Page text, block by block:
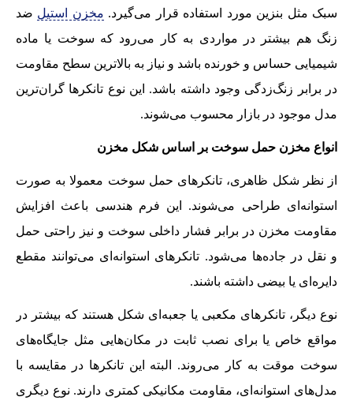
سبک مثل بنزین مورد استفاده قرار می‌گیرد. مخزن استیل ضد
زنگ هم بیشتر در مواردی به کار می‌رود که سوخت یا ماده
شیمیایی حساس و خورنده باشد و نیاز به بالاترین سطح مقاومت
در برابر زنگ‌زدگی وجود داشته باشد. این نوع تانکرها گران‌ترین
مدل موجود در بازار محسوب می‌شوند.
انواع مخزن حمل سوخت بر اساس شکل مخزن
از نظر شکل ظاهری، تانکرهای حمل سوخت معمولا به صورت
استوانه‌ای طراحی می‌شوند. این فرم هندسی باعث افزایش
مقاومت مخزن در برابر فشار داخلی سوخت و نیز راحتی حمل
و نقل در جاده‌ها می‌شود. تانکرهای استوانه‌ای می‌توانند مقطع
دایره‌ای یا بیضی داشته باشند.
نوع دیگر، تانکرهای مکعبی یا جعبه‌ای شکل هستند که بیشتر در
مواقع خاص یا برای نصب ثابت در مکان‌هایی مثل جایگاه‌های
سوخت موقت به کار می‌روند. البته این تانکرها در مقایسه با
مدل‌های استوانه‌ای، مقاومت مکانیکی کمتری دارند. نوع دیگری